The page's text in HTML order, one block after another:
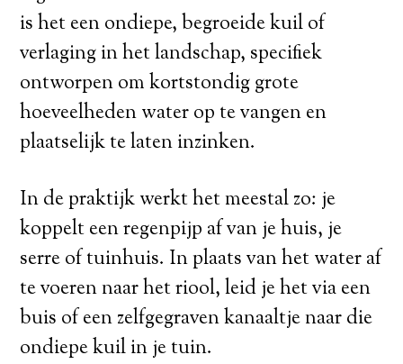
is het een ondiepe, begroeide kuil of
verlaging in het landschap, specifiek
ontworpen om kortstondig grote
hoeveelheden water op te vangen en
plaatselijk te laten inzinken.
In de praktijk werkt het meestal zo: je
koppelt een regenpijp af van je huis, je
serre of tuinhuis. In plaats van het water af
te voeren naar het riool, leid je het via een
buis of een zelfgegraven kanaaltje naar die
ondiepe kuil in je tuin.